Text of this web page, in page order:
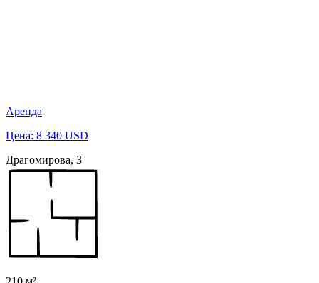
Аренда
Цена: 8 340 USD
Драгомирова, 3